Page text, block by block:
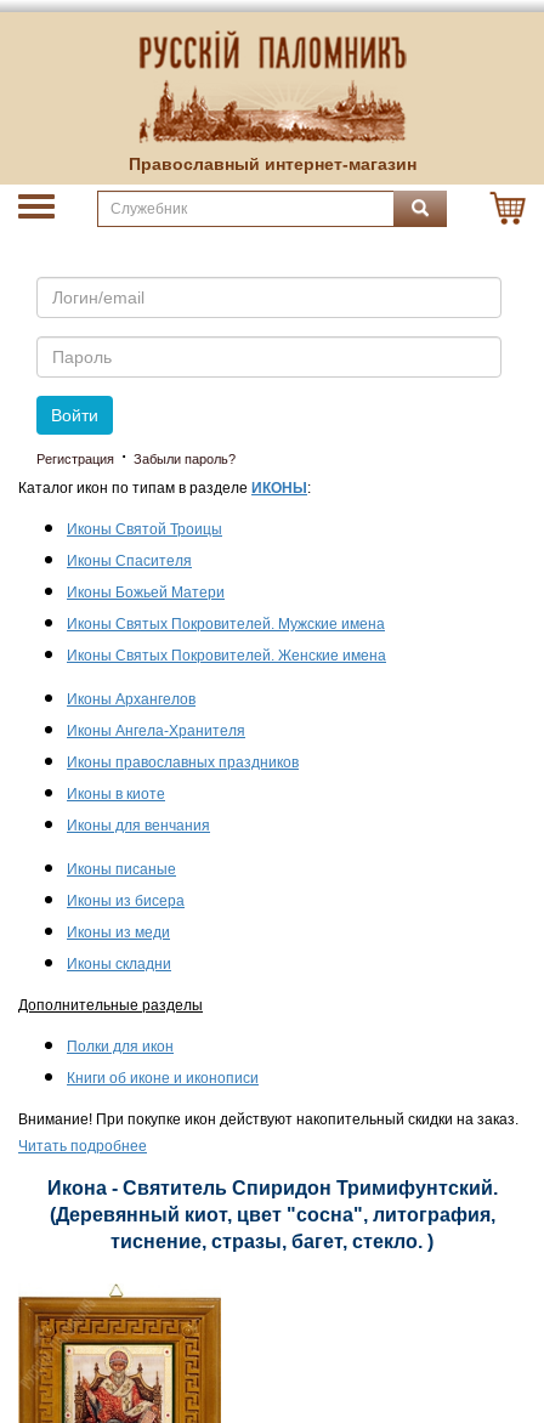
Православный интернет-магазин
Email
Пароль
Войти
Регистрация · Забыли пароль?
Каталог икон по типам в разделе ИКОНЫ :
Иконы Святой Троицы
Иконы Спасителя
Иконы Божьей Матери
Иконы Святых Покровителей. Мужские имена
Иконы Святых Покровителей. Женские имена
Иконы Архангелов
Иконы Ангела-Хранителя
Иконы православных праздников
Иконы в киоте
Иконы для венчания
Иконы писаные
Иконы из бисера
Иконы из меди
Иконы складни
Дополнительные разделы
Полки для икон
Книги об иконе и иконописи
Внимание! При покупке икон действуют накопительный скидки на заказ.
Читать подробнее
Икона - Святитель Спиридон Тримифунтский.
(Деревянный киот, цвет "сосна", литография,
тиснение, стразы, багет, стекло. )